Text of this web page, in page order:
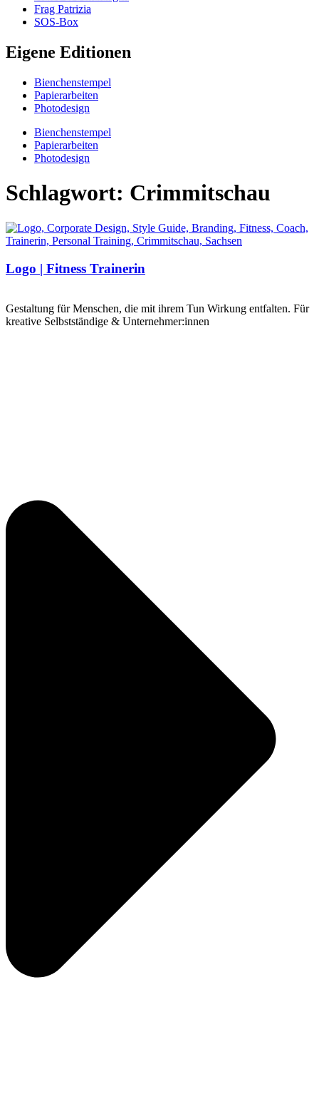
Frag Patrizia
SOS-Box
Eigene Editionen
Bienchenstempel
Papierarbeiten
Photodesign
Bienchenstempel
Papierarbeiten
Photodesign
Schlagwort: Crimmitschau
Logo | Fitness Trainerin
Gestaltung für Menschen, die mit ihrem Tun Wirkung entfalten. Für
kreative Selbstständige & Unternehmer:innen